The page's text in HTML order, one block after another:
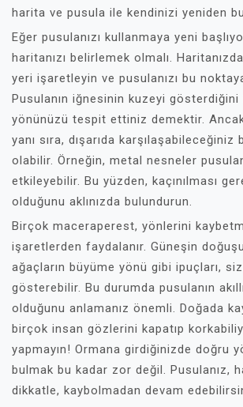
harita ve pusula ile kendinizi yeniden
Eğer pusulanızı kullanmaya yeni
haritanızı belirlemek olmalı.
yeri işaretleyin ve pusulanızı bu
Pusulanın iğnesinin kuzeyi
yönünüzü tespit ettiniz demektir. Ancak
yanı sıra, dışarıda karşılaşabileceğiniz
olabilir. Örneğin, metal nesneler
etkileyebilir. Bu yüzden, kaçınılması
olduğunu aklınızda bulundurun.
Birçok maceraperest, yönlerini
işaretlerden faydalanır. Güneşin doğuşu
ağaçların büyüme yönü gibi ipuçları,
gösterebilir. Bu durumda pusulanın
olduğunu anlamanız önemli. Doğada
birçok insan gözlerini kapatıp
yapmayın! Ormana girdiğinizde doğru
bulmak bu kadar zor değil. Pusulanız,
dikkatle, kaybolmadan devam